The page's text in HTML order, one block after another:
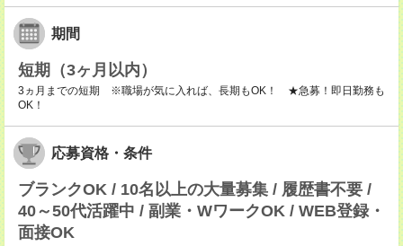
期間
短期（3ヶ月以内）
3ヵ月までの短期 ※職場が気に入れば、長期もOK！ ★急募！即日勤務も
OK！
応募資格・条件
ブランクOK / 10名以上の大量募集 / 履歴書不要 /
40～50代活躍中 / 副業・WワークOK / WEB登録・
面接OK